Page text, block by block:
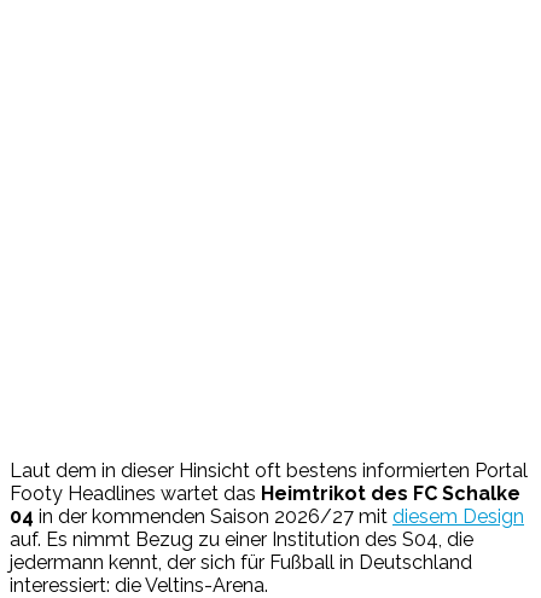
Laut dem in dieser Hinsicht oft bestens informierten Portal
Footy Headlines wartet das Heimtrikot des FC Schalke
04 in der kommenden Saison 2026/27 mit diesem Design
auf. Es nimmt Bezug zu einer Institution des S04, die
jedermann kennt, der sich für Fußball in Deutschland
interessiert: die Veltins-Arena.